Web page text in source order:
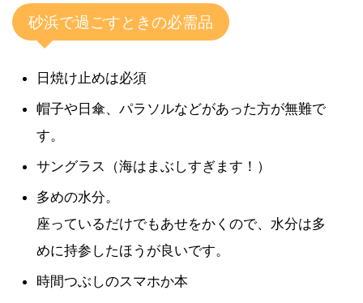
砂浜で過ごすときの必需品
日焼け止めは必須
帽子や日傘、パラソルなどがあった方が無難で
す。
サングラス（海はまぶしすぎます！）
多めの水分。
座っているだけでもあせをかくので、水分は多
めに持参したほうが良いです。
時間つぶしのスマホか本